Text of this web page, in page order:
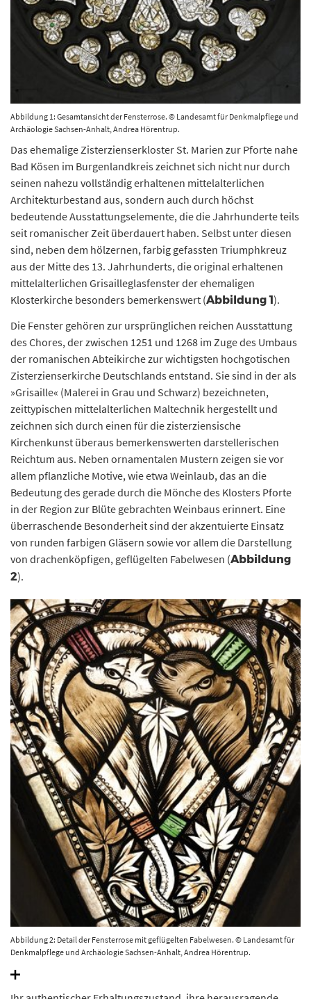
Abbildung 1: Gesamtansicht der Fensterrose. © Landesamt für Denkmalpflege und
Archäologie Sachsen-Anhalt, Andrea Hörentrup.
Das ehemalige Zisterzienserkloster St. Marien zur Pforte nahe
Bad Kösen im Burgenlandkreis zeichnet sich nicht nur durch
seinen nahezu vollständig erhaltenen mittelalterlichen
Architekturbestand aus, sondern auch durch höchst
bedeutende Ausstattungselemente, die die Jahrhunderte teils
seit romanischer Zeit überdauert haben. Selbst unter diesen
sind, neben dem hölzernen, farbig gefassten Triumphkreuz
aus der Mitte des 13. Jahrhunderts, die original erhaltenen
mittelalterlichen Grisailleglasfenster der ehemaligen
Klosterkirche besonders bemerkenswert (Abbildung 1 ).
Die Fenster gehören zur ursprünglichen reichen Ausstattung
des Chores, der zwischen 1251 und 1268 im Zuge des Umbaus
der romanischen Abteikirche zur wichtigsten hochgotischen
Zisterzienserkirche Deutschlands entstand. Sie sind in der als
»Grisaille« (Malerei in Grau und Schwarz) bezeichneten,
zeittypischen mittelalterlichen Maltechnik hergestellt und
zeichnen sich durch einen für die zisterziensische
Kirchenkunst überaus bemerkenswerten darstellerischen
Reichtum aus. Neben ornamentalen Mustern zeigen sie vor
allem pflanzliche Motive, wie etwa Weinlaub, das an die
Bedeutung des gerade durch die Mönche des Klosters Pforte
in der Region zur Blüte gebrachten Weinbaus erinnert. Eine
überraschende Besonderheit sind der akzentuierte Einsatz
von runden farbigen Gläsern sowie vor allem die Darstellung
von drachenköpfigen, geflügelten Fabelwesen (Abbildung
2).
Abbildung 2: Detail der Fensterrose mit geflügelten Fabelwesen. © Landesamt für
Denkmalpflege und Archäologie Sachsen-Anhalt, Andrea Hörentrup.